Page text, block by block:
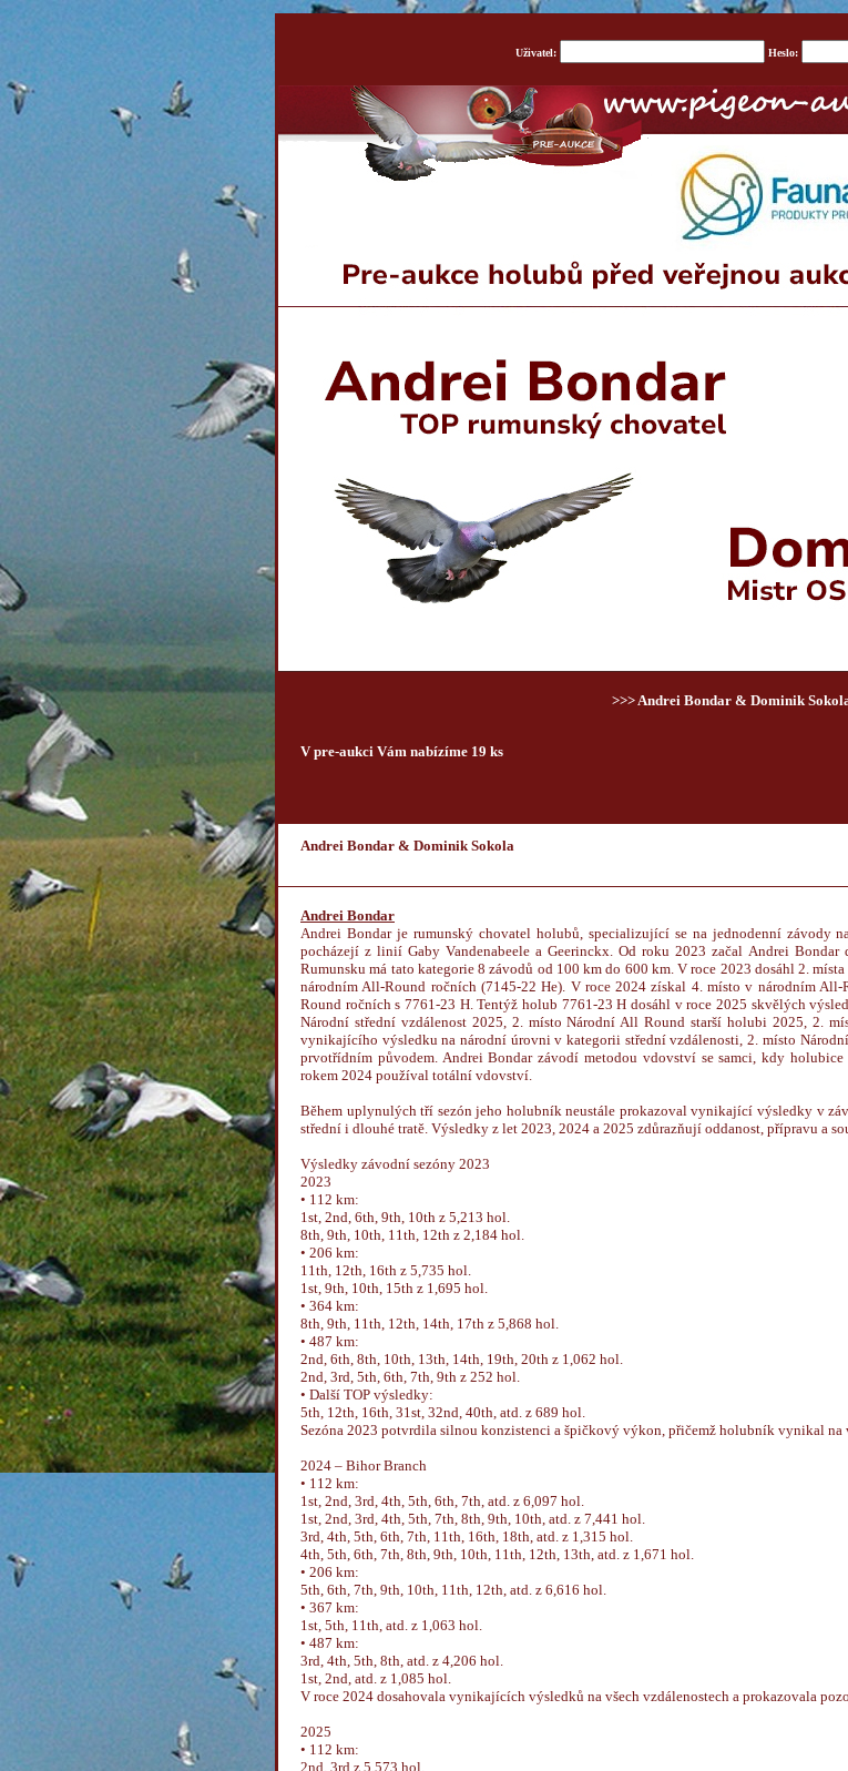
Uživatel: Heslo:
>>> Andrei Bondar & Dominik
V pre-aukci Vám nabízíme 19 ks
Andrei Bondar & Dominik Sokola
Andrei Bondar
Andrei Bondar je rumunský chovatel holubů, specializující se na jednodenní závody
pocházejí z linií Gaby Vandenabeele a Geerinckx. Od roku 2023 začal Andrei
Rumunsku má tato kategorie 8 závodů od 100 km do 600 km. V roce 2023 dosáhl 2.
národním All-Round ročních (7145-22 He). V roce 2024 získal 4. místo v národním
Round ročních s 7761-23 H. Tentýž holub 7761-23 H dosáhl v roce 2025 skvělých
Národní střední vzdálenost 2025, 2. místo Národní All Round starší holubi 2025, 2.
vynikajícího výsledku na národní úrovni v kategorii střední vzdálenosti, 2. místo
prvotřídním původem. Andrei Bondar závodí metodou vdovství se samci, kdy
rokem 2024 používal totální vdovství.
Během uplynulých tří sezón jeho holubník neustále prokazoval vynikající výsledky v
střední i dlouhé tratě. Výsledky z let 2023, 2024 a 2025 zdůrazňují oddanost, přípravu a
Výsledky závodní sezóny 2023
2023
• 112 km:
1st, 2nd, 6th, 9th, 10th z 5,213 hol.
8th, 9th, 10th, 11th, 12th z 2,184 hol.
• 206 km:
11th, 12th, 16th z 5,735 hol.
1st, 9th, 10th, 15th z 1,695 hol.
• 364 km:
8th, 9th, 11th, 12th, 14th, 17th z 5,868 hol.
• 487 km:
2nd, 6th, 8th, 10th, 13th, 14th, 19th, 20th z 1,062 hol.
2nd, 3rd, 5th, 6th, 7th, 9th z 252 hol.
• Další TOP výsledky:
5th, 12th, 16th, 31st, 32nd, 40th, atd. z 689 hol.
Sezóna 2023 potvrdila silnou konzistenci a špičkový výkon, přičemž holubník vynikal na
2024 – Bihor Branch
• 112 km:
1st, 2nd, 3rd, 4th, 5th, 6th, 7th, atd. z 6,097 hol.
1st, 2nd, 3rd, 4th, 5th, 7th, 8th, 9th, 10th, atd. z 7,441 hol.
3rd, 4th, 5th, 6th, 7th, 11th, 16th, 18th, atd. z 1,315 hol.
4th, 5th, 6th, 7th, 8th, 9th, 10th, 11th, 12th, 13th, atd. z 1,671 hol.
• 206 km:
5th, 6th, 7th, 9th, 10th, 11th, 12th, atd. z 6,616 hol.
• 367 km:
1st, 5th, 11th, atd. z 1,063 hol.
• 487 km:
3rd, 4th, 5th, 8th, atd. z 4,206 hol.
1st, 2nd, atd. z 1,085 hol.
V roce 2024 dosahovala vynikajících výsledků na všech vzdálenostech a prokazovala
2025
• 112 km:
2nd, 3rd z 5,573 hol.